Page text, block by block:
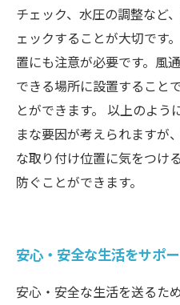
チェック、水圧の調整など
ェックすることが大切です
置にも注意が必要です。風
できる場所に設置すること
とができます。 以上のよう
まな要因が考えられますが
な取り付け位置に気をつけ
防ぐことができます。
安心・安全な生活をサポ
安心・安全な生活を送るた